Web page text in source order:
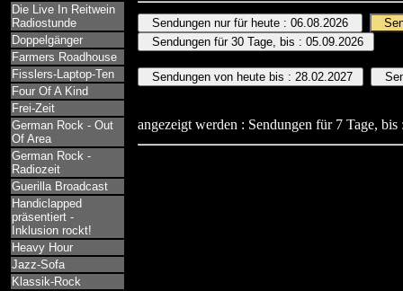
Die Live In Reitwein
Radiostunde
Doppelgänger
Farmers Roadhouse
Fisslers-Laptop-Ten
Four Of A Kind
Frei-Zeit
German Rock - Out
Of Area
German Rock -
Radiozeit
Guerilla Broadcast
Handiclapped
präsentiert -
Inklusion rockt!
Heavy Hour
Jazz-Sofa
Klassik-Rock
angezeigt werden : Sendungen für 7 Tage, bis